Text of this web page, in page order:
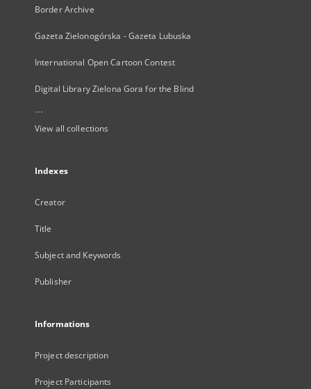
Border Archive
Gazeta Zielonogórska - Gazeta Lubuska
International Open Cartoon Contest
Digital Library Zielona Gora for the Blind
...
View all collections
Indexes
Creator
Title
Subject and Keywords
Publisher
Informations
Project description
Project Participants